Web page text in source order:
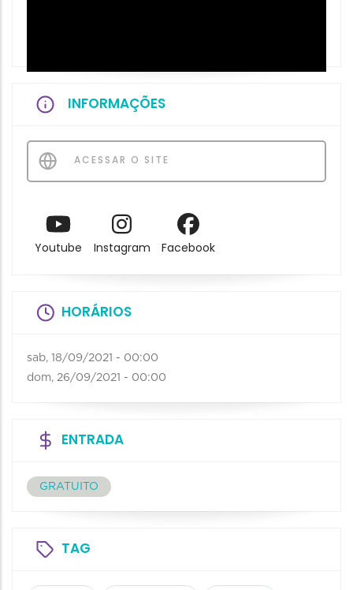
INFORMAÇÕES
ACESSAR O SITE
Youtube Instagram Facebook
HORÁRIOS
sab, 18/09/2021 - 00:00
dom, 26/09/2021 - 00:00
ENTRADA
GRATUITO
TAG